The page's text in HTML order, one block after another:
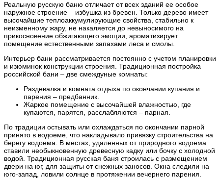
Реальную русскую баню отличает от всех зданий ее особое
наружное строение – избушка из бревен. Только дерево имеет
высочайшие теплоаккумулирующие свойства, стабильно к
неизменному жару, не накаляется до невыносимого на
прикосновение обжигающего эмоции, ароматизирует
помещение естественными запахами леса и смолы.
Интерьер бани рассматривается постоянно с учетом планировки
и изюминок конструкции строения. Традиционная постройка
российской бани – две смеждуные комнаты:
Раздевалка и комната отдыха по окончании купания и
парения – предбанник.
Жаркое помещение с высочайшей влажностью, где
купаются, парятся, расслабляются – парная.
По традиции остывать или охлаждаться по окончании парной
принято в водоеме, что накладывало привязку строительства на
берегу водоема. В местах, удаленных от природного водоема
ставили необыкновенную древесную кадку или бочку с холодной
водой. Традиционная русская баня строилась с размещением
двери на юг, для защиты от снежных заносов. Окна следили на
юго-запад, ловили солнце в протяжении вечернего парения.